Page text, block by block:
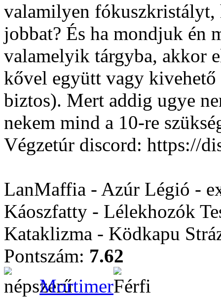
valamilyen fókuszkristályt,
jobbat? És ha mondjuk én
valamelyik tárgyba, akkor
kővel együtt vagy
biztos). Mert addig ugye
nekem mind a 10-re
Végzetúr discord: https://
LanMaffia - Azúr Légió -
Káoszfatty - Lélekhozók
Kataklizma - Ködkapu
Pontszám: 7.62
Mortimer